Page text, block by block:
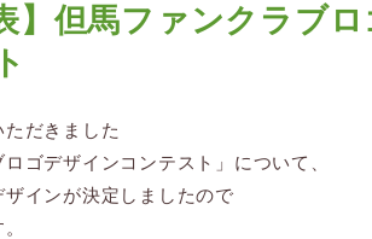
】但馬ファンクラブ
だきました
ロゴデザインコンテスト」について、
インが決定しましたので